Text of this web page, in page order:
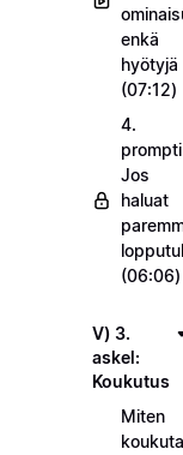
enkä
hyötyjä
(07:12)
4.
Jos
haluat
(06:06)
V) 3.
askel:
Koukutus
Miten